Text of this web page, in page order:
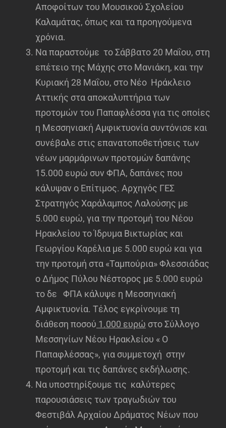
Αποφοίτων του Μουσικού Σχολείου
Καλαμάτας, όπως και τα προηγούμενα
χρόνια.
Να παραστούμε το Σάββατο 20 Μαΐου, στη
επέτειο της Μάχης στο Μανιάκη, και την
Κυριακή 28 Μαΐου, στο Νέο Ηράκλειο
Αττικής στα αποκαλυπτήρια των
προτομών του Παπαφλέσσα για τις οποίες
η Μεσσηνιακή Αμφικτυονία συντόνισε και
συνέβαλε στις επανατοποθετήσεις των
νέων μαρμάρινων προτομών δαπάνης
15.000 ευρώ συν ΦΠΑ, δαπάνες που
κάλυψαν ο Επίτιμος. Αρχηγός ΓΕΣ
Στρατηγός Χαράλαμπος Λαλούσης με
5.000 ευρώ, για την προτομή του Νέου
Ηρακλείου το Ίδρυμα Βικτωρίας και
Γεωργίου Καρέλια με 5.000 ευρώ και για
την προτομή στα «Ταμπούρια» Φλεσσιάδας
ο Δήμος Πύλου Νέστορος με 5.000 ευρώ
το δε ΦΠΑ κάλυψε η Μεσσηνιακή
Αμφικτυονία. Τέλος εγκρίνουμε τη
διάθεση ποσού 1.000 ευρώ στο Σύλλογο
Μεσσηνίων Νέου Ηρακλείου « Ο
Παπαφλέσσας», για συμμετοχή στην
προτομή και τις δαπάνες εκδήλωσης.
Να υποστηρίξουμε τις καλύτερες
παρουσιάσεις των τραγωδιών του
Φεστιβάλ Αρχαίου Δράματος Νέων που